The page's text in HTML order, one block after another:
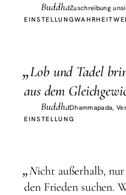
BuddhaZuschreibung
EINSTELLUNGWAHRHEIT
„Lob und Tadel
aus dem
BuddhaDhammapada,
EINSTELLUNG
„Nicht außerhalb,
den Frieden suchen.